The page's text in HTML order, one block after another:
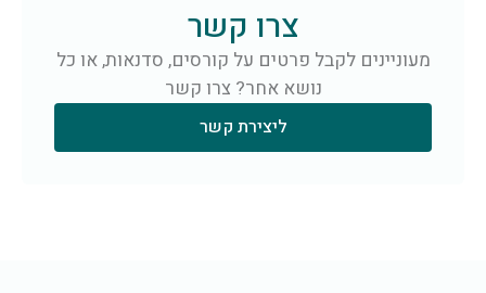
צרו קשר
מעוניינים לקבל פרטים על קורסים, סדנאות, או כל
נושא אחר? צרו קשר
ליצירת קשר